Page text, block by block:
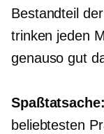
Bestandteil
trinken jeden
genauso gut
Spaßtatsache:
beliebtesten